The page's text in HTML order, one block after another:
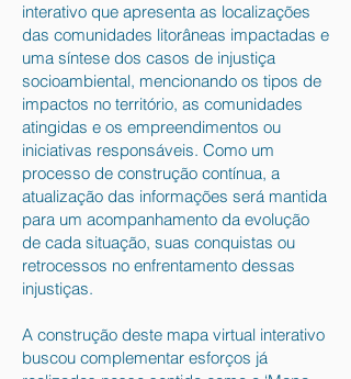
interativo que apresenta as localizações
das comunidades litorâneas impactadas e
uma síntese dos casos de injustiça
socioambiental, mencionando os tipos de
impactos no território, as comunidades
atingidas e os empreendimentos ou
iniciativas responsáveis. Como um
processo de construção contínua, a
atualização das informações será mantida
para um acompanhamento da evolução
de cada situação, suas conquistas ou
retrocessos no enfrentamento dessas
injustiças.
A construção deste mapa virtual interativo
buscou complementar esforços já